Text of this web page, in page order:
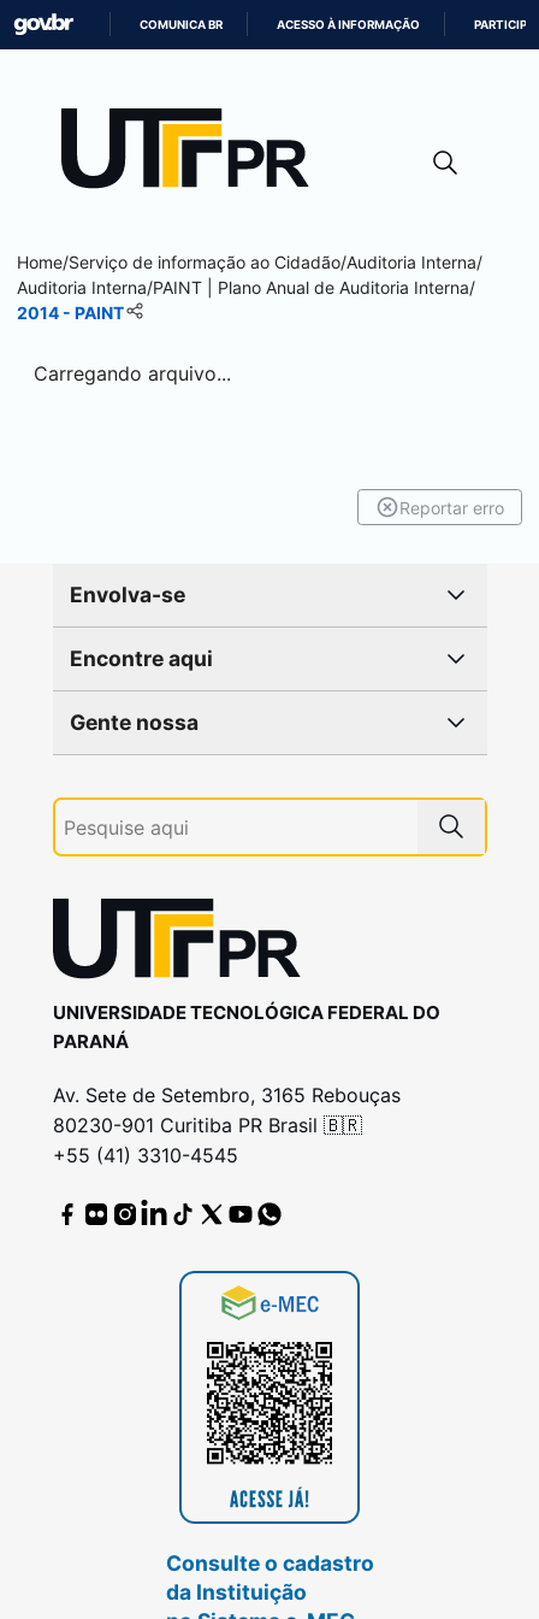
CONTEÚDO
COMUNICA BR ACESSO À INFORMAÇÃO PARTICIPE
Home/Serviço de informação ao Cidadão/Auditoria Interna/
Auditoria Interna/PAINT | Plano Anual de Auditoria Interna/
2014 - PAINT
Carregando arquivo...
Reportar erro
Envolva-se
Encontre aqui
Gente nossa
UNIVERSIDADE TECNOLÓGICA FEDERAL DO
PARANÁ
Av. Sete de Setembro, 3165 Rebouças
80230-901 Curitiba PR Brasil 🇧🇷
+55 (41) 3310-4545
Consulte o cadastro
da Instituição